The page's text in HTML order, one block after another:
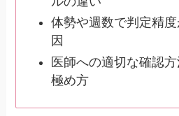
体勢や週数で判定精
因
医師への適切な確認
極め方